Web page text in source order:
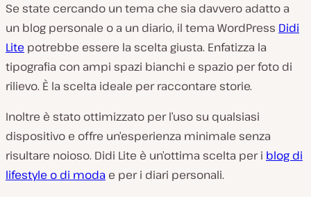
Se state cercando un tema che sia davvero adatto a
un blog personale o a un diario, il tema WordPress Didi
Lite potrebbe essere la scelta giusta. Enfatizza la
tipografia con ampi spazi bianchi e spazio per foto di
rilievo. È la scelta ideale per raccontare storie.
Inoltre è stato ottimizzato per l’uso su qualsiasi
dispositivo e offre un’esperienza minimale senza
risultare noioso. Didi Lite è un’ottima scelta per i blog di
lifestyle o di moda e per i diari personali.